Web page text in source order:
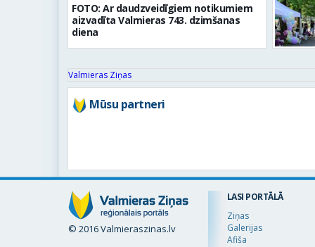
FOTO: Ar daudzveidīgiem notikumiem
aizvadīta Valmieras 743. dzimšanas
diena
Valmieras Ziņas
Mūsu partneri
© 2016 Valmieraszinas.lv
LASI PORTĀLĀ
Ziņas
Galerijas
Afiša